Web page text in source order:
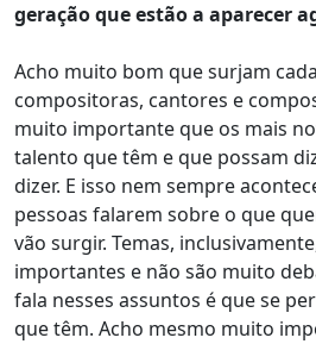
geração que estão a aparecer
Acho muito bom que surjam
compositoras, cantores e
muito importante que os mais
talento que têm e que possam
dizer. E isso nem sempre
pessoas falarem sobre o que
vão surgir. Temas,
importantes e não são muito
fala nesses assuntos é que se
que têm. Acho mesmo muito